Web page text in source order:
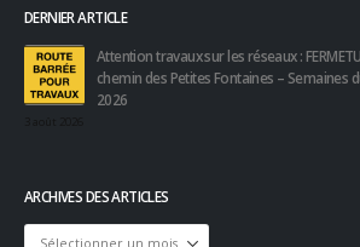
DERNIER ARTICLE
Attention travaux sur les réseaux :
chemin des Petites Fontaines – Semaines
2026
ARCHIVES DES ARTICLES
Archives